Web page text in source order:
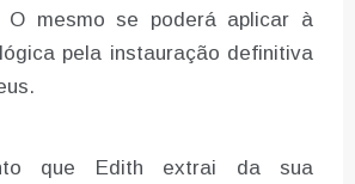
O mesmo se poderá aplicar à
pela instauração definitiva
que Edith extrai da sua